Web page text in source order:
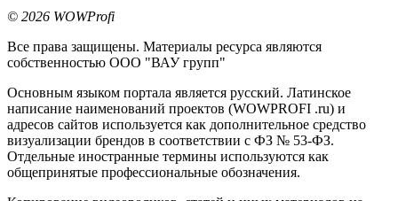
© 2026 WOWProfi
Все права защищены. Материалы ресурса являются
собственностью ООО "ВАУ групп"
Основным языком портала является русский. Латинское
написание наименований проектов (WOWPROFI .ru) и
адресов сайтов используется как дополнительное средство
визуализации брендов в соответствии с ФЗ № 53-ФЗ.
Отдельные иностранные термины используются как
общепринятые профессиональные обозначения.